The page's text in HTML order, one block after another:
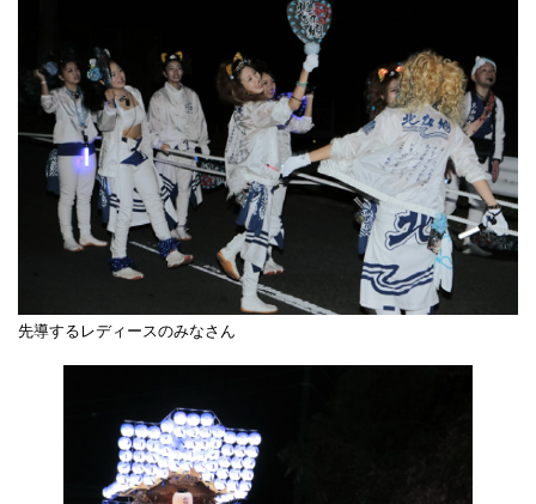
先導するレディースのみなさん